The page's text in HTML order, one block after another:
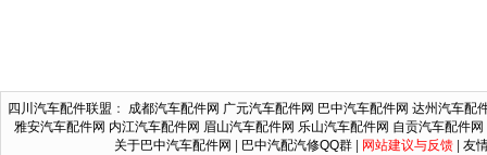
四川汽车配件联盟 ： 成都汽车配件网 广元汽车配件网 巴中汽车配件网 达州汽车配
雅安汽车配件网 内江汽车配件网 眉山汽车配件网 乐山汽车配件网 自贡汽车配件网
关于巴中汽车配件网
巴中汽配汽修QQ群| 网站建议与反馈| 友